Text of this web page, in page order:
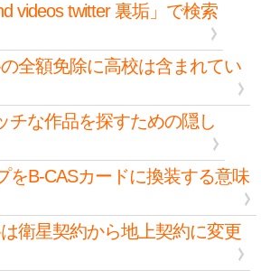
videos twitter 裏垢」で検索
全額免除に高校は含まれてい
チな作品を探すための隠し
をB-CASカードに換装する意味
衛星契約から地上契約に変更